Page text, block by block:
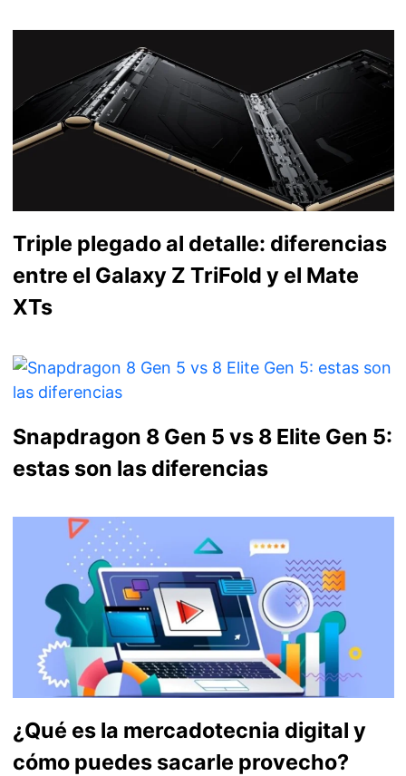
Triple plegado al detalle: diferencias
entre el Galaxy Z TriFold y el Mate
XTs
Snapdragon 8 Gen 5 vs 8 Elite Gen 5:
estas son las diferencias
¿Qué es la mercadotecnia digital y
cómo puedes sacarle provecho?